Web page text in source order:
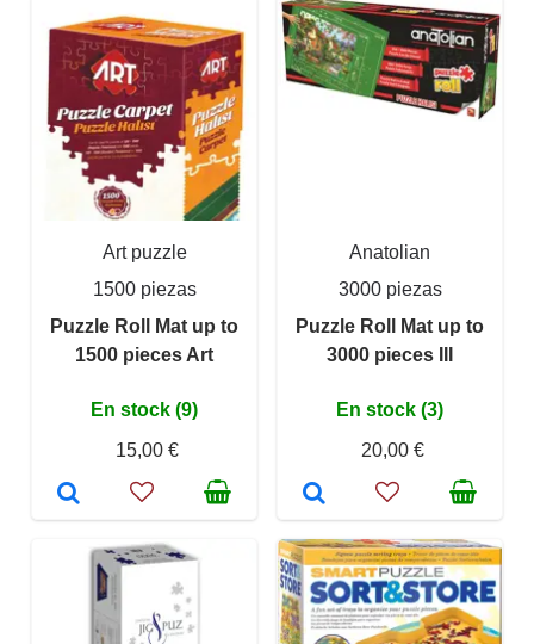
Art puzzle
1500 piezas
Puzzle Roll Mat up to
1500 pieces Art
En stock (9)
15,00 €
Anatolian
3000 piezas
Puzzle Roll Mat up to
3000 pieces III
En stock (3)
20,00 €